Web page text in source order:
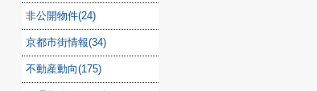
非公開物件(24)
京都市街情報(34)
不動産動向(175)